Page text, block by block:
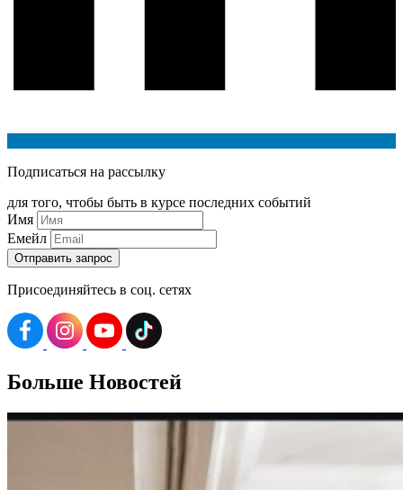
Подписаться на рассылку
для того, чтобы быть в курсе последних событий
Имя
Емейл
Присоединяйтесь в соц. сетях
Больше Новостей